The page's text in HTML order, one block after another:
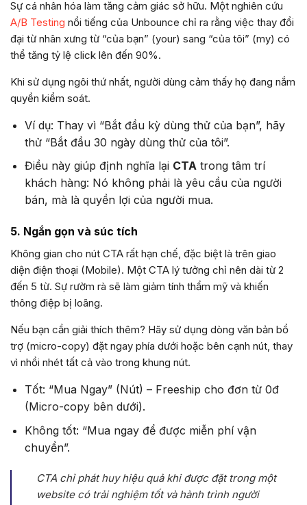
Sự cá nhân hóa làm tăng cảm giác sở hữu. Một nghiên cứu
A/B Testing nổi tiếng của Unbounce chỉ ra rằng việc thay đổi
đại từ nhân xưng từ “của bạn” (your) sang “của tôi” (my) có
thể tăng tỷ lệ click lên đến 90%.
Khi sử dụng ngôi thứ nhất, người dùng cảm thấy họ đang nắm
quyền kiểm soát.
Ví dụ: Thay vì “Bắt đầu kỳ dùng thử của bạn”, hãy
thử “Bắt đầu 30 ngày dùng thử của tôi”.
Điều này giúp định nghĩa lại CTAtrong tâm trí
khách hàng: Nó không phải là yêu cầu của người
bán, mà là quyền lợi của người mua.
5. Ngắn gọn và súc tích
Không gian cho nút CTA rất hạn chế, đặc biệt là trên giao
diện điện thoại (Mobile). Một CTA lý tưởng chỉ nên dài từ 2
đến 5 từ. Sự rườm rà sẽ làm giảm tính thẩm mỹ và khiến
thông điệp bị loãng.
Nếu bạn cần giải thích thêm? Hãy sử dụng dòng văn bản bổ
trợ (micro-copy) đặt ngay phía dưới hoặc bên cạnh nút, thay
vì nhồi nhét tất cả vào trong khung nút.
Tốt: “Mua Ngay” (Nút) – Freeship cho đơn từ 0đ
(Micro-copy bên dưới).
Không tốt: “Mua ngay để được miễn phí vận
chuyển”.
CTA chỉ phát huy hiệu quả khi được đặt trong một
website có trải nghiệm tốt và hành trình người